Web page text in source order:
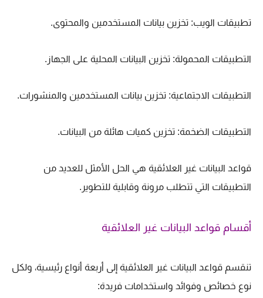
تطبيقات الويب: تخزين بيانات المستخدمين والمحتوى.
التطبيقات المحمولة: تخزين البيانات المحلية على الجهاز.
التطبيقات الاجتماعية: تخزين بيانات المستخدمين والمنشورات.
التطبيقات الضخمة: تخزين كميات هائلة من البيانات.
قواعد البيانات غير العلائقية هي الحل الأمثل للعديد من
التطبيقات التي تتطلب مرونة وقابلية للتطوير.
أقسام قواعد البيانات غير العلائقية
تنقسم قواعد البيانات غير العلائقية إلى أربعة أنواع رئيسية، ولكل
نوع خصائص وفوائد واستخدامات فريدة: